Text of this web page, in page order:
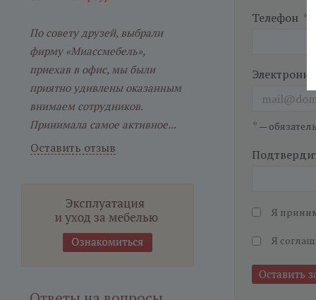
Телефон *
* —
Я
Я
По совету друзей, выбрали
фирму «Миассмебель»,
приехав в офис, мы были
приятно удивлены оказанным
внимаем сотрудников.
Принимала самое активное...
Оставить отзыв